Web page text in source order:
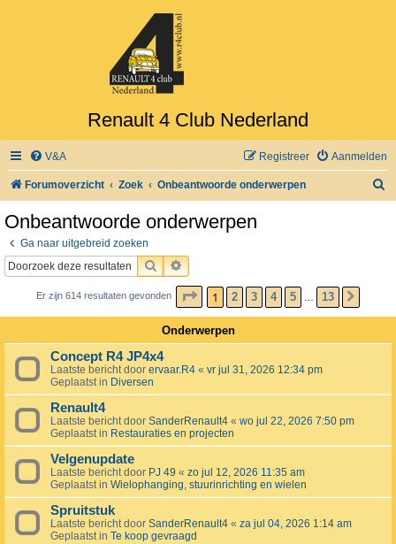
Renault 4 Club Nederland
V&A Aanmelden
Registreer
Forumoverzicht Zoek Onbeantwoorde onderwerpen
Onbeantwoorde onderwerpen
Ga naar uitgebreid zoeken
ZOEKUITGEBREID ZOEKEN
Er zijn 614 resultaten gevonden PAGINA VAN 13
1 2 3 4 5 13
Onderwerpen
Concept R4 JP4x4
Laatste bericht door ervaar.R4 « vr jul 31, 2026 12:34 pm
Geplaatst in Diversen
Renault4
Laatste bericht door SanderRenault4 « wo jul 22, 2026 7:50 pm
Geplaatst in Restauraties en projecten
Velgenupdate
Laatste bericht door PJ 49 « zo jul 12, 2026 11:35 am
Geplaatst in Wielophanging, stuurinrichting en wielen
Spruitstuk
Laatste bericht door SanderRenault4 « za jul 04, 2026 1:14 am
Geplaatst in Te koop gevraagd